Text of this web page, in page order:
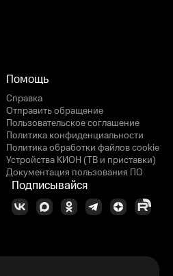
Помощь
Справка
Отправить обращение
Пользовательское соглашение
Политика конфиденциальности
Политика обработки файлов cookie
Устройства КИОН (ТВ и приставки)
Документация пользования ПО
Подписывайся